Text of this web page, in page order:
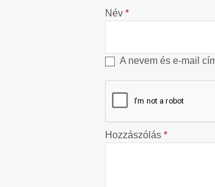
Név *
A nevem és e-mail
Hozzászólás *